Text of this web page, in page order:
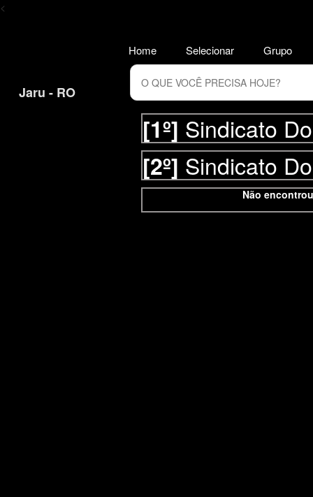
<
Jaru - RO
[1º] Sindicato
[2º] Sindicato
Não
Home Selecionar Grupo